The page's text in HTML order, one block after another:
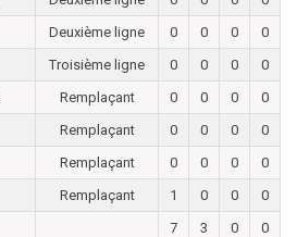
Deuxième ligne 0 0 0
0
Troisième ligne 0 0 0
0
Remplaçant 0 0 0
0
Remplaçant 0 0 0
0
Remplaçant 0 0 0
0
Remplaçant 1 0 0
0
7 3 0 0